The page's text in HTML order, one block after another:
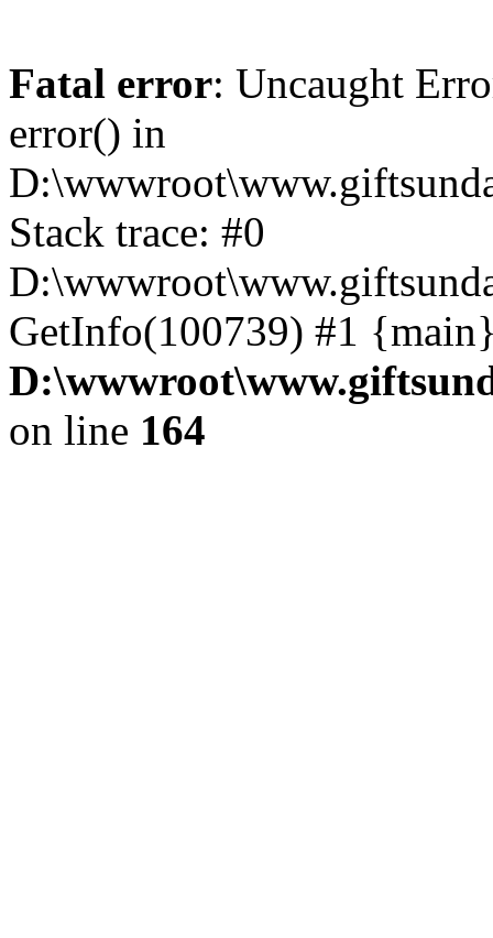
Fatal error: Uncaught
error() in
Stack trace: #0
GetInfo(100739) #1
on line 164